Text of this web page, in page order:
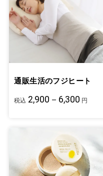
通販生活のフジヒート
税込 2,900－6,300 円